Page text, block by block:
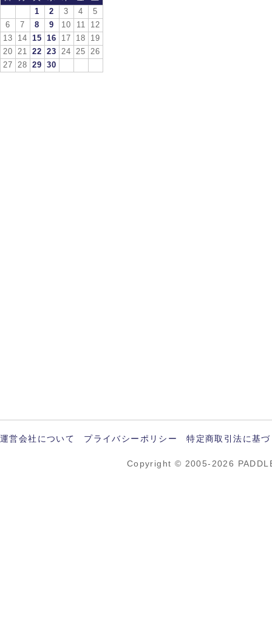
1
2 3 4
5
6
7 8 9 10 11
12
13
14 15 16 17 18
19
20
21 22 23 24 25
26
27
28 29 30
運営会社について プライバシーポリシー 特定商取引法に基
Copyright © 2005-2026